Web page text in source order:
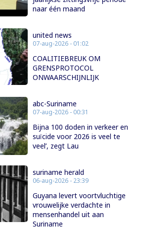
naar één maand
united news
07-aug-2026 - 01:02
COALITIEBREUK OM
GRENSPROTOCOL
ONWAARSCHIJNLIJK
abc-Suriname
07-aug-2026 - 00:31
Bijna 100 doden in verkeer en
suïcide voor 2026 is veel te
veel’, zegt Lau
suriname herald
06-aug-2026 - 23:39
Guyana levert voortvluchtige
vrouwelijke verdachte in
mensenhandel uit aan
Suriname